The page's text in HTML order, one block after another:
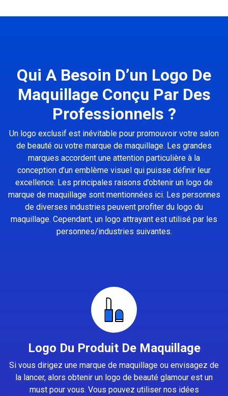
Qui A Besoin D’un Logo De
Maquillage Conçu Par Des
Professionnels ?
Un logo exclusif est inévitable pour promouvoir votre salon
de beauté ou votre marque de maquillage. Les grandes
marques accordent une attention particulière à la
conception d’un emblème visuel qui puisse définir leur
excellence. Les principales raisons d’obtenir un logo de
marque de maquillage sont mentionnées ici. Les personnes
de diverses industries peuvent profiter du logo du
maquillage. Cependant, un logo attrayant est utilisé par les
personnes/industries suivantes.
Logo Du Produit De Maquillage
Si vous dirigez une marque de maquillage ou envisagez de
la lancer, alors obtenir un logo de beauté glamour est un
must pour vous. Vous pouvez utiliser nos idées